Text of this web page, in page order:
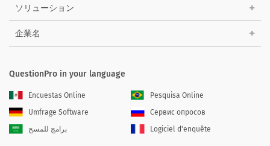
ソリューション
企業名
QuestionPro in your language
Encuestas Online
Pesquisa Online
Umfrage Software
Сервис опросов
برامج للمسح
Logiciel d'enquête